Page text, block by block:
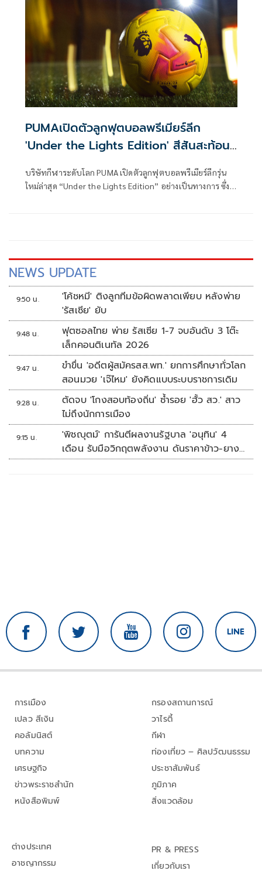
PUMAเปิดตัวลูกฟุตบอลพรีเมียร์ลีก
'Under the Lights Edition' สีสันสะท้อน
บริษัทกีฬาระดับโลก PUMA เปิดตัวลูกฟุตบอลพรีเมียร์ลีกรุ่น
ใหม่ล่าสุด “Under the Lights Edition” อย่างเป็นทางการ ซึ่ง
NEWS UPDATE
9:50 น.
'โค้ชหมี' ติงลูกทีมข้อผิดพลาดเพียบ หลังพ่าย
'รัสเซีย' ยับ
9:48 น.
ฟุตซอลไทย พ่าย รัสเซีย 1-7 จบอันดับ 3 โต๊ะ
เล็กคอนติเนทัล 2026
9:47 น.
ขำขื่น 'อดีตผู้สมัครสส.พท.' ยกการศึกษาทั่วโลก
สอนมวย 'เจ๊ไหม' ยังคิดแบบระบบราชการเดิม
9:28 น.
ตัดจบ 'โกงสอบท้องถิ่น' ซ้ำรอย 'ฮั้ว สว.' สาว
ไม่ถึงนักการเมือง
9:15 น.
'พิชญุตม์' การันตีผลงานรัฐบาล 'อนุทิน' 4
เดือน รับมือวิกฤตพลังงาน ดันราคาข้าว-ยาง-
ปาล์ม พุ่งต่อเนื่อง พร้อมอัดมาตรการช่วยลด
การเมือง
เปลว สีเงิน
คอลัมนิสต์
บทความ
เศรษฐกิจ
ข่าวพระราชสำนัก
หนังสือพิมพ์
กรองสถานการณ์
วาไรตี้
กีฬา
ท่องเที่ยว – ศิลปวัฒนธรรม
ประชาสัมพันธ์
ภูมิภาค
สิ่งแวดล้อม
ต่างประเทศ
อาชญากรรม
PR & PRESS
เกี่ยวกับเรา